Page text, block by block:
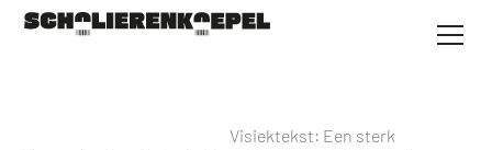
Visiektekst: Een sterk